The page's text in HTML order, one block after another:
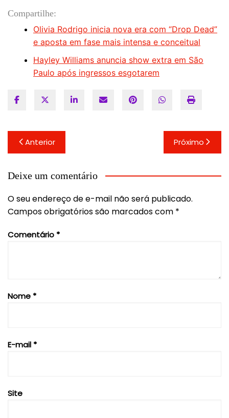
Compartilhe:
Olivia Rodrigo inicia nova era com “Drop Dead”
e aposta em fase mais intensa e conceitual
Hayley Williams anuncia show extra em São
Paulo após ingressos esgotarem
Navegação
de
Post
Anterior Próximo
Deixe um comentário
O seu endereço de e-mail não será publicado.
Campos obrigatórios são marcados com *
Comentário *
Nome *
E-mail *
Site